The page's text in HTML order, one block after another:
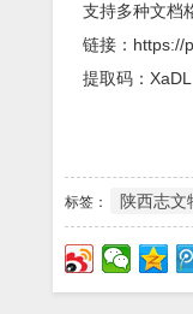
支持多种文档
链接：https://
提取码：XaDL
标签： 陕西志文